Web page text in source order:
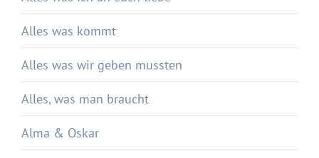
Alles was kommt
Alles was wir geben mussten
Alles, was man braucht
Alma & Oskar